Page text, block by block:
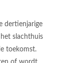
dertienjarige
slachthuis
toekomst.